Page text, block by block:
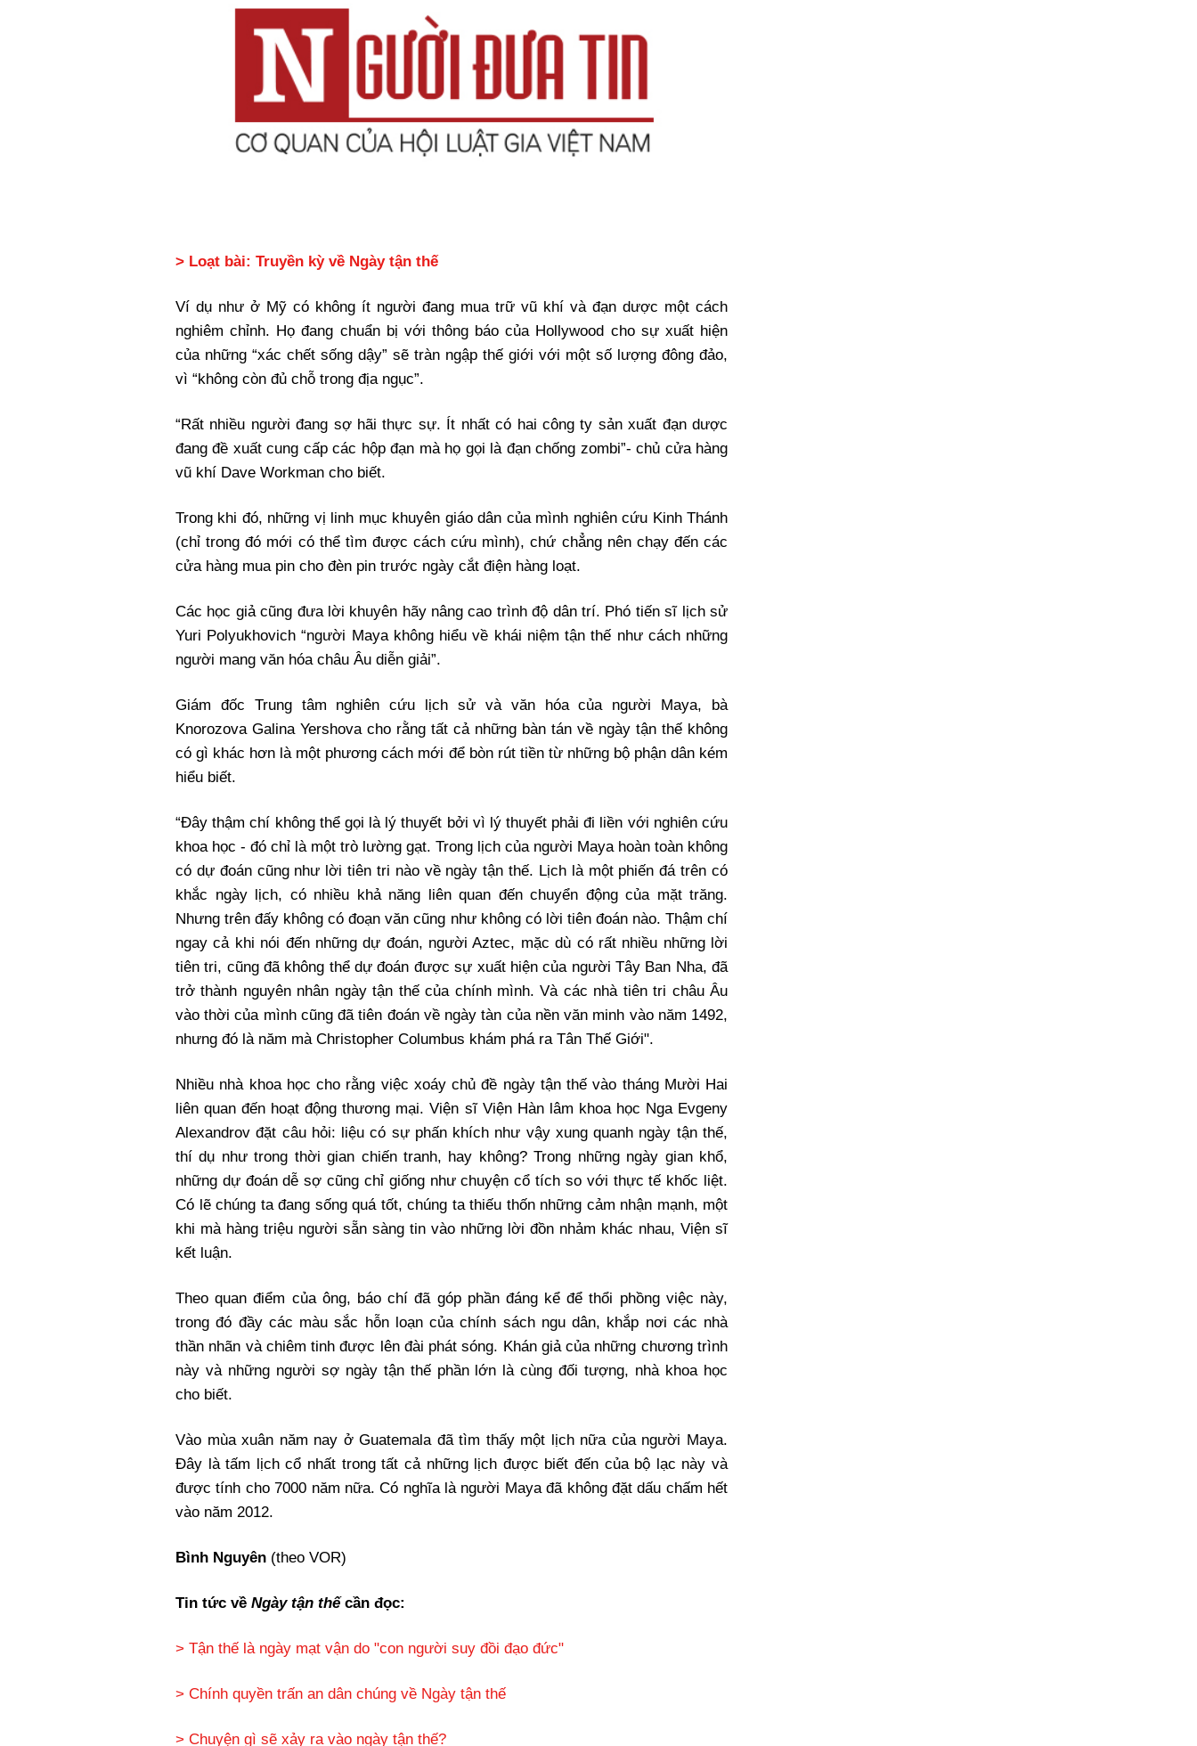
> Loạt bài: Truyền kỳ về Ngày tận thế
Ví dụ như ở Mỹ có không ít người đang mua trữ vũ khí và đạn dược một cách
nghiêm chỉnh. Họ đang chuẩn bị với thông báo của Hollywood cho sự xuất hiện
của những “xác chết sống dậy” sẽ tràn ngập thế giới với một số lượng đông đảo,
vì “không còn đủ chỗ trong địa ngục”.
“Rất nhiều người đang sợ hãi thực sự. Ít nhất có hai công ty sản xuất đạn dược
đang đề xuất cung cấp các hộp đạn mà họ gọi là đạn chống zombi”- chủ cửa hàng
vũ khí Dave Workman cho biết.
Trong khi đó, những vị linh mục khuyên giáo dân của mình nghiên cứu Kinh Thánh
(chỉ trong đó mới có thể tìm được cách cứu mình), chứ chẳng nên chạy đến các
cửa hàng mua pin cho đèn pin trước ngày cắt điện hàng loạt.
Các học giả cũng đưa lời khuyên hãy nâng cao trình độ dân trí. Phó tiến sĩ lịch sử
Yuri Polyukhovich “người Maya không hiểu về khái niệm tận thế như cách những
người mang văn hóa châu Âu diễn giải”.
Giám đốc Trung tâm nghiên cứu lịch sử và văn hóa của người Maya, bà
Knorozova Galina Yershova cho rằng tất cả những bàn tán về ngày tận thế không
có gì khác hơn là một phương cách mới để bòn rút tiền từ những bộ phận dân kém
hiểu biết.
“Đây thậm chí không thể gọi là lý thuyết bởi vì lý thuyết phải đi liền với nghiên cứu
khoa học - đó chỉ là một trò lường gạt. Trong lịch của người Maya hoàn toàn không
có dự đoán cũng như lời tiên tri nào về ngày tận thế. Lịch là một phiến đá trên có
khắc ngày lịch, có nhiều khả năng liên quan đến chuyển động của mặt trăng.
Nhưng trên đấy không có đoạn văn cũng như không có lời tiên đoán nào. Thậm chí
ngay cả khi nói đến những dự đoán, người Aztec, mặc dù có rất nhiều những lời
tiên tri, cũng đã không thể dự đoán được sự xuất hiện của người Tây Ban Nha, đã
trở thành nguyên nhân ngày tận thế của chính mình. Và các nhà tiên tri châu Âu
vào thời của mình cũng đã tiên đoán về ngày tàn của nền văn minh vào năm 1492,
nhưng đó là năm mà Christopher Columbus khám phá ra Tân Thế Giới".
Nhiều nhà khoa học cho rằng việc xoáy chủ đề ngày tận thế vào tháng Mười Hai
liên quan đến hoạt động thương mại. Viện sĩ Viện Hàn lâm khoa học Nga Evgeny
Alexandrov đặt câu hỏi: liệu có sự phấn khích như vậy xung quanh ngày tận thế,
thí dụ như trong thời gian chiến tranh, hay không? Trong những ngày gian khổ,
những dự đoán dễ sợ cũng chỉ giống như chuyện cổ tích so với thực tế khốc liệt.
Có lẽ chúng ta đang sống quá tốt, chúng ta thiếu thốn những cảm nhận mạnh, một
khi mà hàng triệu người sẵn sàng tin vào những lời đồn nhảm khác nhau, Viện sĩ
kết luận.
Theo quan điểm của ông, báo chí đã góp phần đáng kể để thổi phồng việc này,
trong đó đầy các màu sắc hỗn loạn của chính sách ngu dân, khắp nơi các nhà
thần nhãn và chiêm tinh được lên đài phát sóng. Khán giả của những chương trình
này và những người sợ ngày tận thế phần lớn là cùng đối tượng, nhà khoa học
cho biết.
Vào mùa xuân năm nay ở Guatemala đã tìm thấy một lịch nữa của người Maya.
Đây là tấm lịch cổ nhất trong tất cả những lịch được biết đến của bộ lạc này và
được tính cho 7000 năm nữa. Có nghĩa là người Maya đã không đặt dấu chấm hết
vào năm 2012.
Bình Nguyên (theo VOR)
Tin tức về Ngày tận thếcần đọc:
> Tận thế là ngày mạt vận do "con người suy đồi đạo đức"
> Chính quyền trấn an dân chúng về Ngày tận thế
> Chuyện gì sẽ xảy ra vào ngày tận thế?